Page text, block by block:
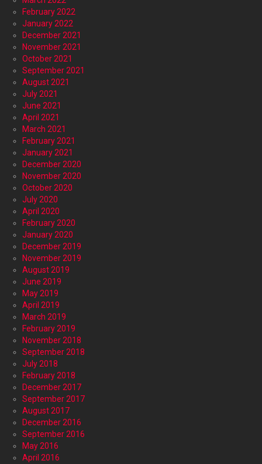
February 2022
January 2022
December 2021
November 2021
October 2021
September 2021
August 2021
July 2021
June 2021
April 2021
March 2021
February 2021
January 2021
December 2020
November 2020
October 2020
July 2020
April 2020
February 2020
January 2020
December 2019
November 2019
August 2019
June 2019
May 2019
April 2019
March 2019
February 2019
November 2018
September 2018
July 2018
February 2018
December 2017
September 2017
August 2017
December 2016
September 2016
May 2016
April 2016